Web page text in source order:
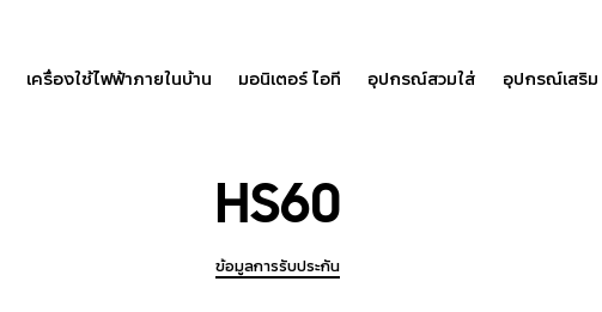
เครื่องใช้ไฟฟ้าภายในบ้าน มอนิเตอร์ ไอที อุปกรณ์สวมใส่ อุปกรณ์เสริม
HS60
ข้อมูลการรับประกัน